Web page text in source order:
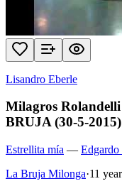
Lisandro Eberle
Milagros
BRUJA (30-5-
Estrellita mía —
La Bruja Milonga·11